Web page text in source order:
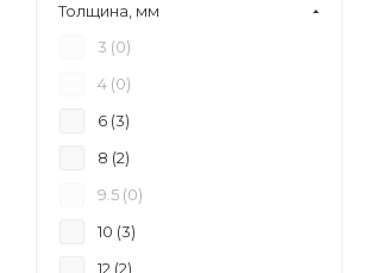
Толщина, мм
3 (0)
4 (0)
6 (3)
8 (2)
9.5 (0)
10 (3)
12 (2)